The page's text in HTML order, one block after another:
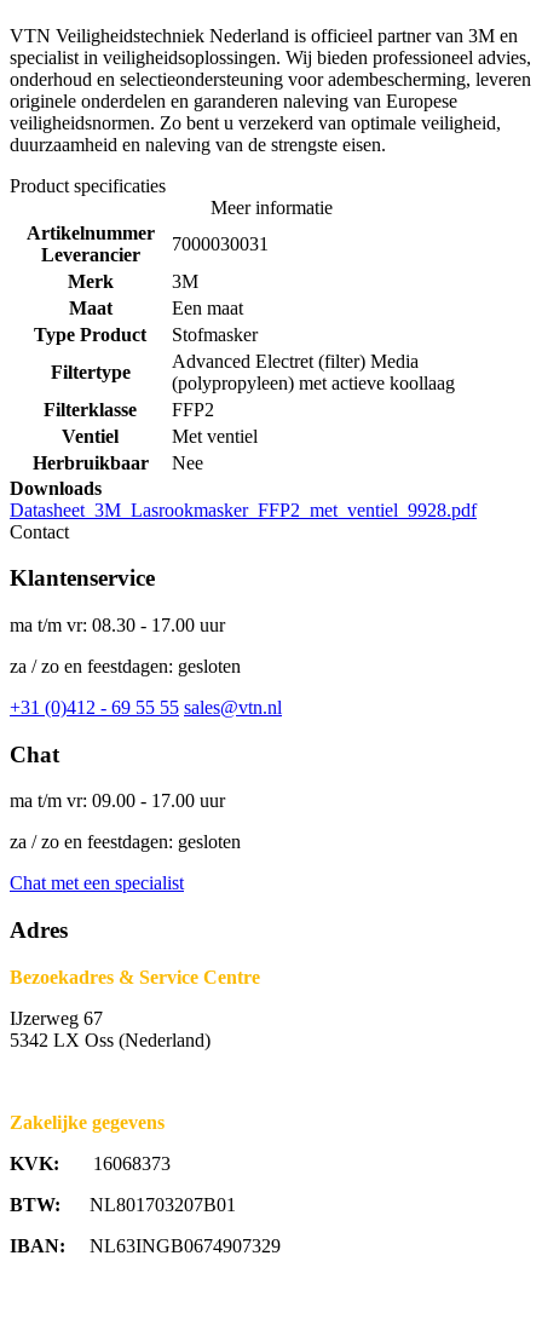
VTN Veiligheidstechniek Nederland is officieel partner van 3M en
specialist in veiligheidsoplossingen. Wij bieden professioneel advies,
onderhoud en selectieondersteuning voor adembescherming, leveren
originele onderdelen en garanderen naleving van Europese
veiligheidsnormen. Zo bent u verzekerd van optimale veiligheid,
duurzaamheid en naleving van de strengste eisen.
Product specificaties
Meer informatie
Artikelnummer
Leverancier
7000030031
Merk
3M
Maat
Een maat
Type Product
Stofmasker
Filtertype
Advanced Electret (filter) Media
(polypropyleen) met actieve koollaag
Filterklasse
FFP2
Ventiel
Met ventiel
Herbruikbaar
Nee
Downloads
Datasheet_3M_Lasrookmasker_FFP2_met_ventiel_9928.pdf
Contact
Klantenservice
ma t/m vr: 08.30 - 17.00 uur
za / zo en feestdagen: gesloten
+31 (0)412 - 69 55 55 sales@vtn.nl
Chat
ma t/m vr: 09.00 - 17.00 uur
za / zo en feestdagen: gesloten
Chat met een specialist
Adres
Bezoekadres & Service Centre
IJzerweg 67
5342 LX Oss (Nederland)
Zakelijke gegevens
KVK: 16068373
BTW: NL801703207B01
IBAN: NL63INGB0674907329